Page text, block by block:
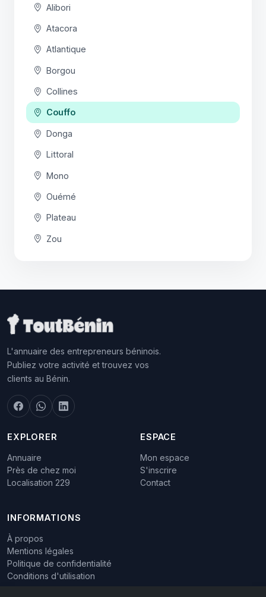
Alibori
Atacora
Atlantique
Borgou
Collines
Couffo
Donga
Littoral
Mono
Ouémé
Plateau
Zou
L'annuaire des entrepreneurs béninois.
Publiez votre activité et trouvez vos
clients au Bénin.
EXPLORER
Annuaire
Près de chez moi
Localisation 229
ESPACE
Mon espace
S'inscrire
Contact
INFORMATIONS
À propos
Mentions légales
Politique de confidentialité
Conditions d'utilisation